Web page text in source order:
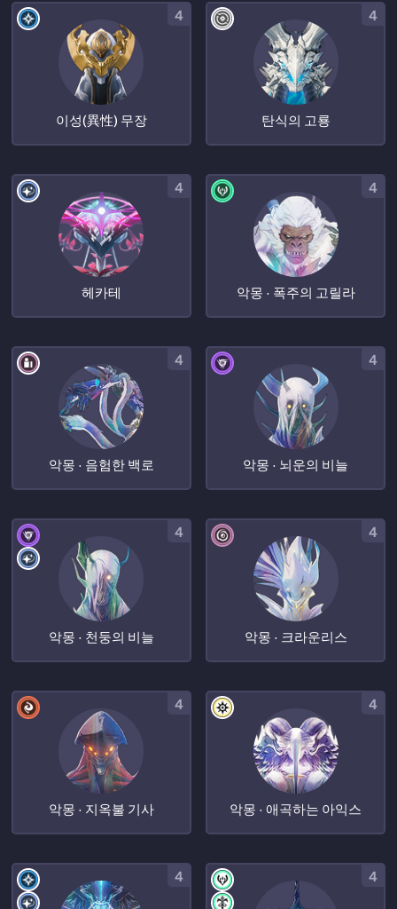
이성(異性) 무장
4
탄식의 고룡
4
헤카테
4
악몽 · 폭주의 고릴라
4
악몽 · 음험한 백로
4
악몽 · 뇌운의 비늘
4
악몽 · 천둥의 비늘
4
악몽 · 크라운리스
4
악몽 · 지옥불 기사
4
악몽 · 애곡하는 아익스
4
4 4